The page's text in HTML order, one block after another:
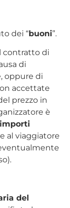
dei “buoni”.
contratto di
di
oppure di
accettate
prezzo in
è
al viaggiatore
del